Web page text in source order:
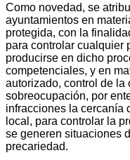
Como novedad, se
ayuntamientos en
protegida, con la
para controlar cualquier
producirse en dicho
competenciales, y en
autorizado, control de
sobreocupación, por
infracciones la cercanía
local, para controlar la
se generen situaciones
precariedad.